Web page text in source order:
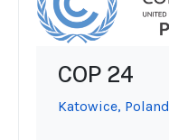
COP 24
Katowice, Poland